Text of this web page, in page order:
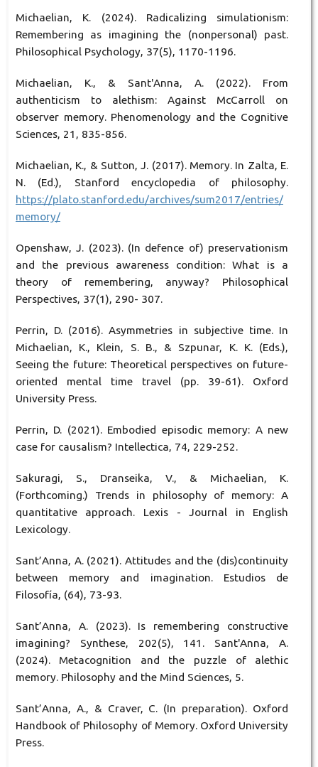
Michaelian, K. (2024). Radicalizing simulationism:
Remembering as imagining the (nonpersonal) past.
Philosophical Psychology, 37(5), 1170-1196.
Michaelian, K., & Sant'Anna, A. (2022). From
authenticism to alethism: Against McCarroll on
observer memory. Phenomenology and the Cognitive
Sciences, 21, 835-856.
Michaelian, K., & Sutton, J. (2017). Memory. In Zalta, E.
N. (Ed.), Stanford encyclopedia of philosophy.
https://plato.stanford.edu/archives/sum2017/entries/
memory/
Openshaw, J. (2023). (In defence of) preservationism
and the previous awareness condition: What is a
theory of remembering, anyway? Philosophical
Perspectives, 37(1), 290- 307.
Perrin, D. (2016). Asymmetries in subjective time. In
Michaelian, K., Klein, S. B., & Szpunar, K. K. (Eds.),
Seeing the future: Theoretical perspectives on future-
oriented mental time travel (pp. 39-61). Oxford
University Press.
Perrin, D. (2021). Embodied episodic memory: A new
case for causalism? Intellectica, 74, 229-252.
Sakuragi, S., Dranseika, V., & Michaelian, K.
(Forthcoming.) Trends in philosophy of memory: A
quantitative approach. Lexis - Journal in English
Lexicology.
Sant’Anna, A. (2021). Attitudes and the (dis)continuity
between memory and imagination. Estudios de
Filosofía, (64), 73-93.
Sant’Anna, A. (2023). Is remembering constructive
imagining? Synthese, 202(5), 141. Sant'Anna, A.
(2024). Metacognition and the puzzle of alethic
memory. Philosophy and the Mind Sciences, 5.
Sant’Anna, A., & Craver, C. (In preparation). Oxford
Handbook of Philosophy of Memory. Oxford University
Press.